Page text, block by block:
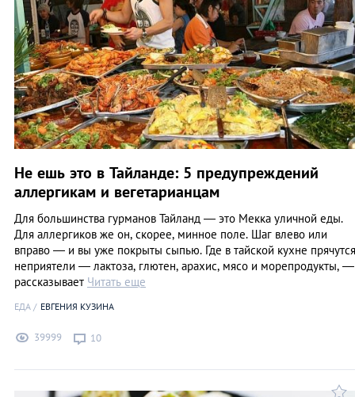
Не ешь это в Тайланде: 5 предупреждений
аллергикам и вегетарианцам
Для большинства гурманов Тайланд — это Мекка уличной еды.
Для аллергиков же он, скорее, минное поле. Шаг влево или
вправо — и вы уже покрыты сыпью. Где в тайской кухне прячутся
неприятели — лактоза, глютен, арахис, мясо и морепродукты, —
рассказывает Читать еще
ЕДА ЕВГЕНИЯ КУЗИНА
39999 10